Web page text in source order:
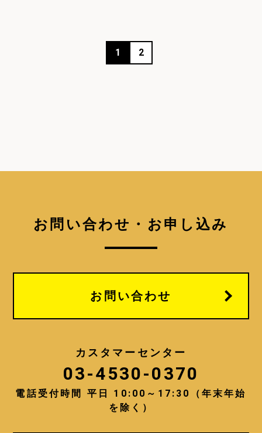
1 2
お問い合わせ・お申し込み
お問い合わせ
カスタマーセンター
03-4530-0370
電話受付時間 平日 10:00～17:30（年末年始
を除く）